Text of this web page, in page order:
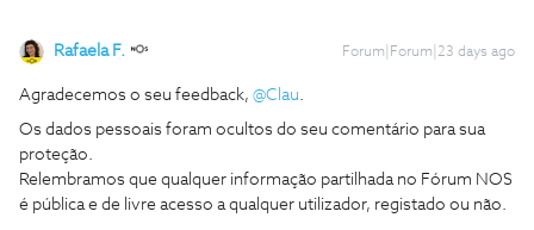
Rafaela F. Forum|Forum|23 days ago
Agradecemos o seu feedback, ​ @Clau.
Os dados pessoais foram ocultos do seu comentário para sua
proteção.
Relembramos que qualquer informação partilhada no Fórum NOS
é pública e de livre acesso a qualquer utilizador, registado ou não.